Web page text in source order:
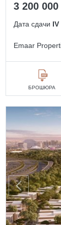
3 200
Дата сдачи
Emaar
БРОШЮРА